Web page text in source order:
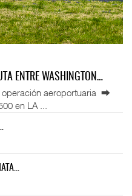
ENTRE WASHINGTON…
operación aeroportuaria ⮕
en LA ...